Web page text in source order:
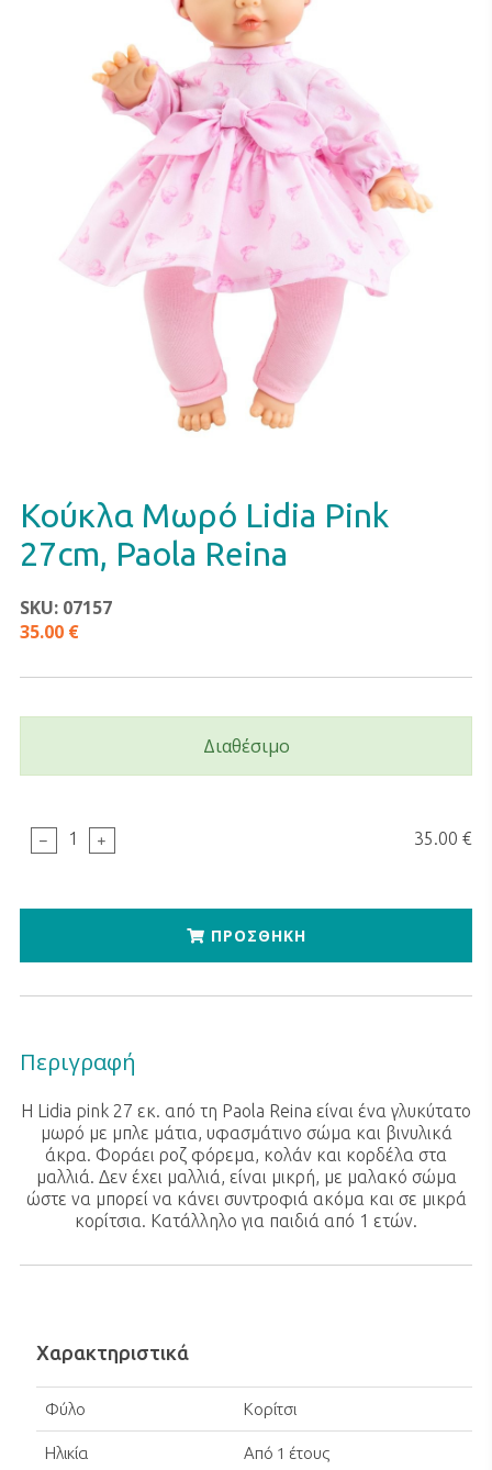
Κούκλα Μωρό Lidia Pink
27cm, Paola Reina
SKU: 07157
35.00 €
Διαθέσιμο
1 35.00 €
ΠΡΟΣΘΗΚΗ
Περιγραφή
Η Lidia pink 27 εκ. από τη Paola Reina είναι ένα γλυκύτατο
μωρό με μπλε μάτια, υφασμάτινο σώμα και βινυλικά
άκρα. Φοράει ροζ φόρεμα, κολάν και κορδέλα στα
μαλλιά. Δεν έχει μαλλιά, είναι μικρή, με μαλακό σώμα
ώστε να μπορεί να κάνει συντροφιά ακόμα και σε μικρά
κορίτσια. Κατάλληλο για παιδιά από 1 ετών.
Χαρακτηριστικά
Φύλο Κορίτσι
Ηλικία Από 1 έτους